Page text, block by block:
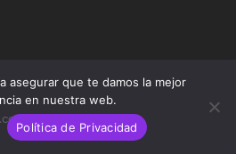
asegurar que te damos la mejor
en nuestra web.
Política de Privacidad